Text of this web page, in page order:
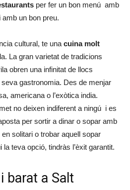
per fer un bon menú amb
amb un bon preu.
cultural, te una cuina molt
La gran varietat de tradicions
obren una infinitat de llocs
gastronomia. Des de menjar
americana o l’exòtica india.
no deixen indiferent a ningú i es
per sortir a dinar o sopar amb
solitari o trobar aquell sopar
teva opció, tindràs l’èxit garantit.
barat a Salt